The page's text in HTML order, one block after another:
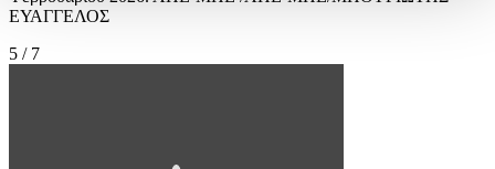
ΕΥΑΓΓΕΛΟΣ
5 / 7